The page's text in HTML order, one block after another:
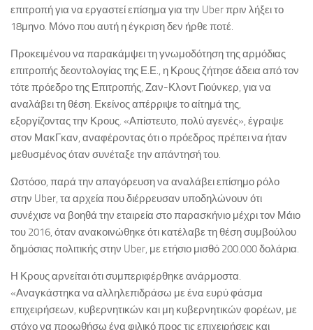
επιτροπή για να εργαστεί επίσημα για την Uber πριν λήξει το
18μηνο. Μόνο που αυτή η έγκριση δεν ήρθε ποτέ.
Προκειμένου να παρακάμψει τη γνωμοδότηση της αρμόδιας
επιτροπής δεοντολογίας της Ε.Ε., η Κρους ζήτησε άδεια από τον
τότε πρόεδρο της Επιτροπής, Ζαν-Κλοντ Γιούνκερ, για να
αναλάβει τη θέση. Εκείνος απέρριψε το αίτημά της,
εξοργίζοντας την Κρους. «Απίστευτο, πολύ αγενές», έγραψε
στον ΜακΓκαν, αναφέροντας ότι ο πρόεδρος πρέπει να ήταν
μεθυσμένος όταν συνέταξε την απάντησή του.
Ωστόσο, παρά την απαγόρευση να αναλάβει επίσημο ρόλο
στην Uber, τα αρχεία που διέρρευσαν υποδηλώνουν ότι
συνέχισε να βοηθά την εταιρεία στο παρασκήνιο μέχρι τον Μάιο
του 2016, όταν ανακοινώθηκε ότι κατέλαβε τη θέση συμβούλου
δημόσιας πολιτικής στην Uber, με ετήσιο μισθό 200.000 δολάρια.
Η Κρους αρνείται ότι συμπεριφέρθηκε ανάρμοστα.
«Αναγκάστηκα να αλληλεπιδράσω με ένα ευρύ φάσμα
επιχειρήσεων, κυβερνητικών και μη κυβερνητικών φορέων, με
στόχο να προωθήσω ένα φιλικό προς τις επιχειρήσεις και